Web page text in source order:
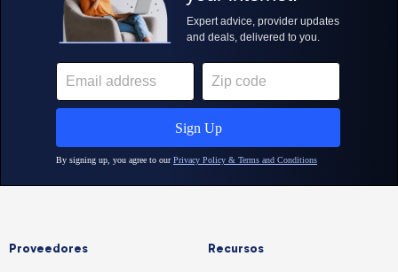
Proveedores Recursos